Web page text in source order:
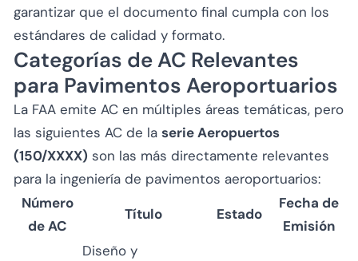
garantizar que el documento final cumpla con los
estándares de calidad y formato.
Categorías de AC Relevantes
para Pavimentos Aeroportuarios
La FAA emite AC en múltiples áreas temáticas, pero
las siguientes AC de la serie Aeropuertos
(150/XXXX) son las más directamente relevantes
para la ingeniería de pavimentos aeroportuarios:
Número
de AC
Título Estado
Fecha de
Emisión
Diseño y